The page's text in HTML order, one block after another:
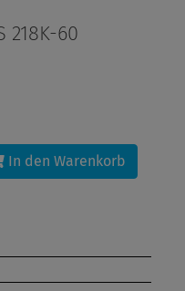
218K-60
In den Warenkorb